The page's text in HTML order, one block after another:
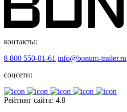
контакты:
8 800 550-01-61 info@bonum-trailer.ru
соцсети:
Рейтинг сайта: 4.8